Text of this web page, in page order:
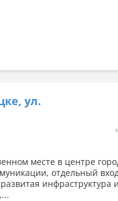
ул.
месте в центре
отдельный
инфраструктура